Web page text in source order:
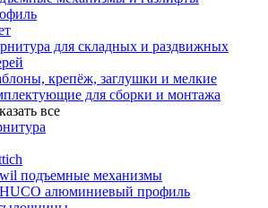
для складных и раздвижных
крепёж, заглушки и мелкие
для сборки и монтажа
все
подъемные механизмы
алюминиевый профиль